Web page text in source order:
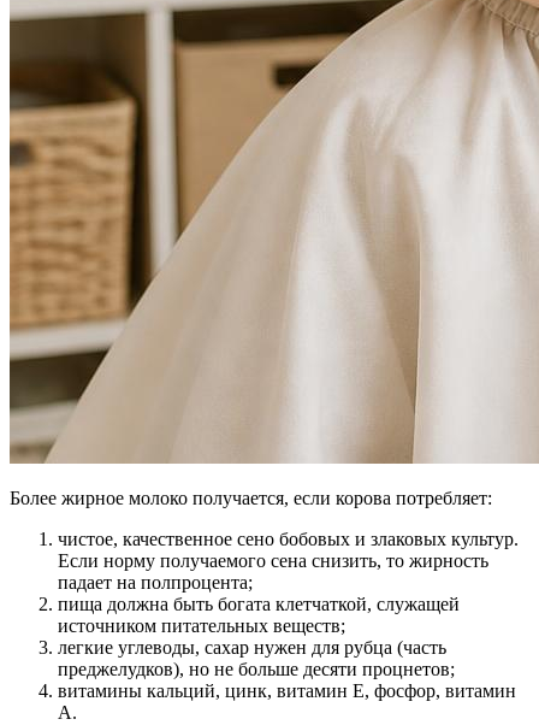
Более жирное молоко получается, если корова потребляет:
чистое, качественное сено бобовых и злаковых культур.
Если норму получаемого сена снизить, то жирность
падает на полпроцента;
пища должна быть богата клетчаткой, служащей
источником питательных веществ;
легкие углеводы, сахар нужен для рубца (часть
преджелудков), но не больше десяти процнетов;
витамины кальций, цинк, витамин Е, фосфор, витамин
А.